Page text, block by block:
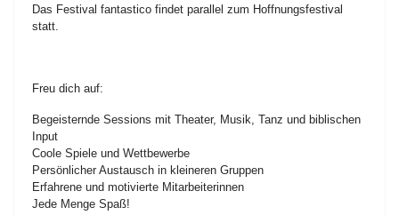
Das Festival fantastico findet parallel zum Hoffnungsfestival
statt.
Freu dich auf:
Begeisternde Sessions mit Theater, Musik, Tanz und biblischen
Input
Coole Spiele und Wettbewerbe
Persönlicher Austausch in kleineren Gruppen
Erfahrene und motivierte Mitarbeiterinnen
Jede Menge Spaß!